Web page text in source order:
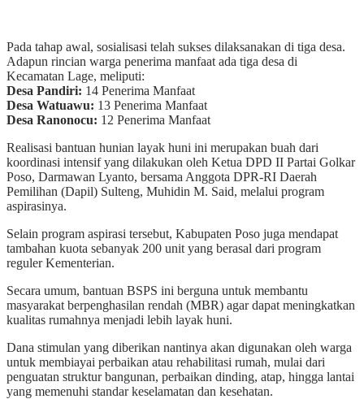
Pada tahap awal, sosialisasi telah sukses dilaksanakan di tiga desa.
Adapun rincian warga penerima manfaat ada tiga desa di
Kecamatan Lage, meliputi:
Desa Pandiri: 14 Penerima Manfaat
Desa Watuawu: 13 Penerima Manfaat
Desa Ranonocu: 12 Penerima Manfaat
Realisasi bantuan hunian layak huni ini merupakan buah dari
koordinasi intensif yang dilakukan oleh Ketua DPD II Partai Golkar
Poso, Darmawan Lyanto, bersama Anggota DPR-RI Daerah
Pemilihan (Dapil) Sulteng, Muhidin M. Said, melalui program
aspirasinya.
Selain program aspirasi tersebut, Kabupaten Poso juga mendapat
tambahan kuota sebanyak 200 unit yang berasal dari program
reguler Kementerian.
Secara umum, bantuan BSPS ini berguna untuk membantu
masyarakat berpenghasilan rendah (MBR) agar dapat meningkatkan
kualitas rumahnya menjadi lebih layak huni.
Dana stimulan yang diberikan nantinya akan digunakan oleh warga
untuk membiayai perbaikan atau rehabilitasi rumah, mulai dari
penguatan struktur bangunan, perbaikan dinding, atap, hingga lantai
yang memenuhi standar keselamatan dan kesehatan.